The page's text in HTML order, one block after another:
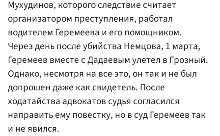
Мухудинов, которого следствие считает
организатором преступления, работал
водителем Геремеева и его помощником.
Через день после убийства Немцова, 1 марта,
Геремеев вместе с Дадаевым улетел в Грозный.
Однако, несмотря на все это, он так и не был
допрошен даже как свидетель. После
ходатайства адвокатов судья согласился
направить ему повестку, но в суд Геремеев так
и не явился.